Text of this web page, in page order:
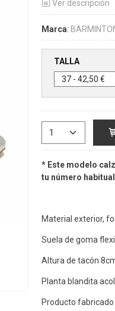
Ver descripción
Marca:
TALLA
* Este modelo
tu número
Material exterior,
Suela de goma
Altura de tacón
Planta blandita
Producto